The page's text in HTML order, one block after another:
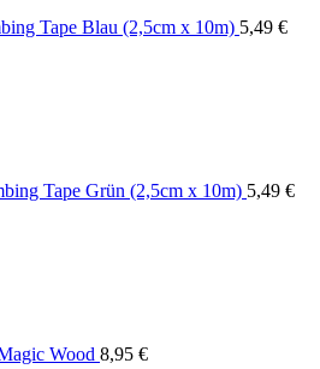
Tape Blau (2,5cm x 10m) 5,49 €
Tape Grün (2,5cm x 10m) 5,49 €
Wood 8,95 €